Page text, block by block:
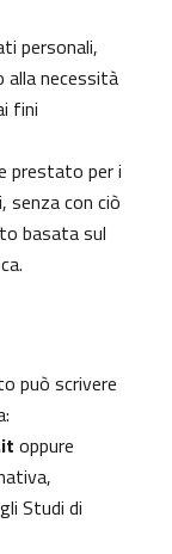
personali,
necessità
fini
prestato per i
con ciò
basata sul
può scrivere
oppure
Studi di